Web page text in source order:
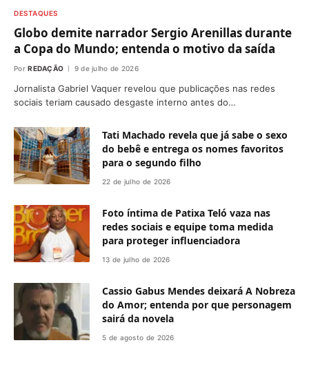
DESTAQUES
Globo demite narrador Sergio Arenillas durante
a Copa do Mundo; entenda o motivo da saída
Por REDAÇÃO 9 de julho de 2026
Jornalista Gabriel Vaquer revelou que publicações nas redes
sociais teriam causado desgaste interno antes do…
Tati Machado revela que já sabe o sexo
do bebê e entrega os nomes favoritos
para o segundo filho
22 de julho de 2026
Foto íntima de Patixa Teló vaza nas
redes sociais e equipe toma medida
para proteger influenciadora
13 de julho de 2026
Cassio Gabus Mendes deixará A Nobreza
do Amor; entenda por que personagem
sairá da novela
5 de agosto de 2026